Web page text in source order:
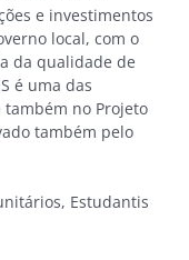
e investimentos
local, com o
da qualidade de
é uma das
no Projeto
também pelo
Estudantis